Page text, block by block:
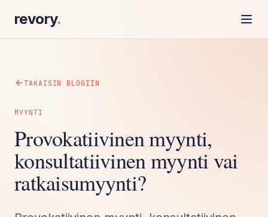
revory.
TAKAISIN BLOGIIN
MYYNTI
Provokatiivinen myynti,
konsultatiivinen myynti vai
ratkaisumyynti?